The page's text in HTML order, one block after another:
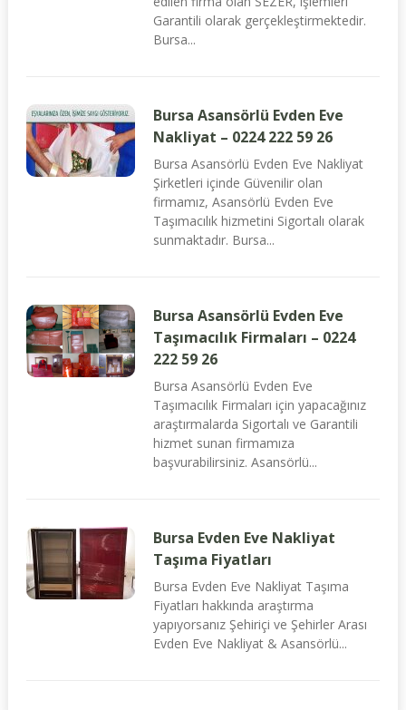
Garantili olarak gerçekleştirmektedir.
Bursa...
Bursa Asansörlü Evden Eve
Nakliyat – 0224 222 59 26
Bursa Asansörlü Evden Eve Nakliyat
Şirketleri içinde Güvenilir olan
firmamız, Asansörlü Evden Eve
Taşımacılık hizmetini Sigortalı olarak
sunmaktadır. Bursa...
Bursa Asansörlü Evden Eve
Taşımacılık Firmaları – 0224
222 59 26
Bursa Asansörlü Evden Eve
Taşımacılık Firmaları için yapacağınız
araştırmalarda Sigortalı ve Garantili
hizmet sunan firmamıza
başvurabilirsiniz. Asansörlü...
Bursa Evden Eve Nakliyat
Taşıma Fiyatları
Bursa Evden Eve Nakliyat Taşıma
Fiyatları hakkında araştırma
yapıyorsanız Şehiriçi ve Şehirler Arası
Evden Eve Nakliyat & Asansörlü...